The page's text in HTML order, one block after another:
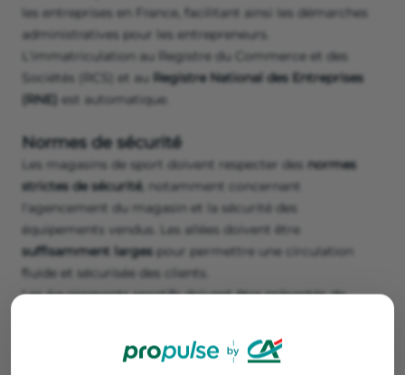
les entreprises en France, facilitant ainsi les démarches
administratives pour les entrepreneurs.
L'immatriculation au Registre du Commerce et des
Sociétés (RCS) et au Registre National des Entreprises
(RNE)
est automatique.
Normes de sécurité
Les magasins de sport doivent respecter des normes
strictes de sécurité, notamment concernant
l'agencement du magasin et la sécurité des
équipements vendus. Les allées doivent être
suffisamment larges pour permettre une circulation
fluide et sécurisée des clients.
Les équipements sportifs doivent être présentés de